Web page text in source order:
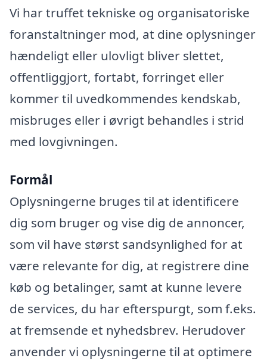
Vi har truffet tekniske og organisatoriske
foranstaltninger mod, at dine oplysninger
hændeligt eller ulovligt bliver slettet,
offentliggjort, fortabt, forringet eller
kommer til uvedkommendes kendskab,
misbruges eller i øvrigt behandles i strid
med lovgivningen.
Formål
Oplysningerne bruges til at identificere
dig som bruger og vise dig de annoncer,
som vil have størst sandsynlighed for at
være relevante for dig, at registrere dine
køb og betalinger, samt at kunne levere
de services, du har efterspurgt, som f.eks.
at fremsende et nyhedsbrev. Herudover
anvender vi oplysningerne til at optimere